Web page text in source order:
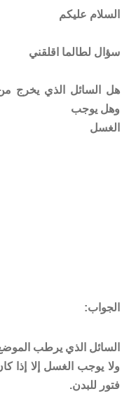
السلام عليكم
سؤال لطالما اقلقني
هل السائل الذي يخرج
وهل يوجب
الغسل
الجواب:
السائل الذي يرطب
ولا يوجب الغسل إلا إذا
فتور للبدن.